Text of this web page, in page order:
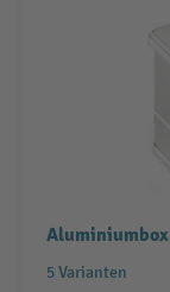
Aluminiumbox
5 Varianten